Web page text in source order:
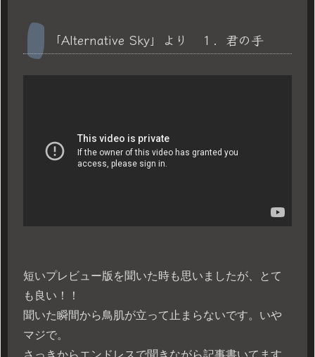
「Alternative Sky」より １．君の手
短いプレビュー版を聞いた時も思いましたが、とて
も良い！！
聞いた瞬間から鳥肌が立って止まらないです。いや
マジで。
さっきからエンドレスで聞きながら記事書いてます